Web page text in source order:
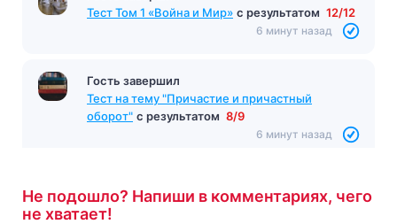
Тест Том 1 «Война и Мир» с результатом 12/12
6 минут назад
Гость завершил
Тест на тему "Причастие и причастный
оборот" с результатом 8/9
6 минут назад
Не подошло? Напиши в комментариях, чего
не хватает!